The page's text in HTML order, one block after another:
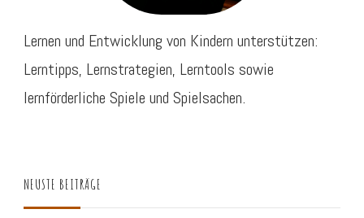
Lernen und Entwicklung von Kindern unterstützen:
Lerntipps, Lernstrategien, Lerntools sowie
lernförderliche Spiele und Spielsachen.
NEUSTE BEITRÄGE